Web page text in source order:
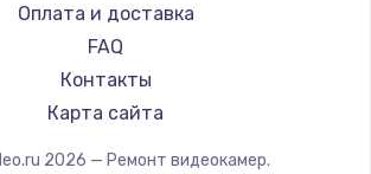
телефона после воды
417 руб.
Заказать
Оплата и доставка
FAQ
Контакты
Карта сайта
2026 — Ремонт видеокамер.